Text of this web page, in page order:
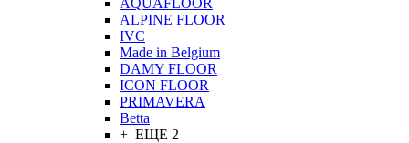
AQUAFLOOR
ALPINE FLOOR
IVC
Made in Belgium
DAMY FLOOR
ICON FLOOR
PRIMAVERA
Betta
+ ЕЩЕ 2